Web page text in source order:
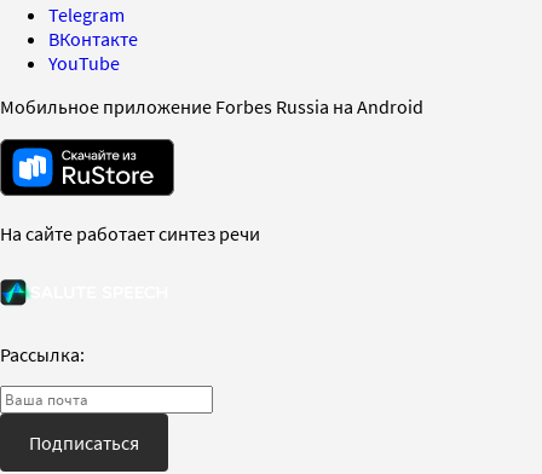
Telegram
ВКонтакте
YouTube
Мобильное приложение Forbes Russia на Android
На сайте работает синтез речи
Рассылка:
Подписаться